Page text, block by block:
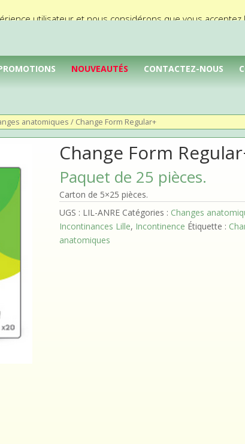
NOUVEAUTÉS CONTACTEZ-NOUS
anatomiques / Change Form Regular+
Change Form
Paquet de 25 pièces.
Carton de 5×25 pièces.
UGS : LIL-ANRE Catégories : Changes
Incontinances Lille, Incontinence Étiquette :
anatomiques
utilisateur et nous considérons que vous